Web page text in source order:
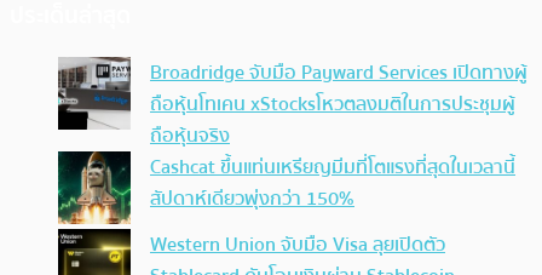
Broadridge จับมือ Payward Services เปิดทางผู้
ถือหุ้นโทเคน xStocksโหวตลงมติในการประชุมผู้
ถือหุ้นจริง
Cashcat ขึ้นแท่นเหรียญมีมที่โตแรงที่สุดในเวลานี้
สัปดาห์เดียวพุ่งกว่า 150%
Western Union จับมือ Visa ลุยเปิดตัว